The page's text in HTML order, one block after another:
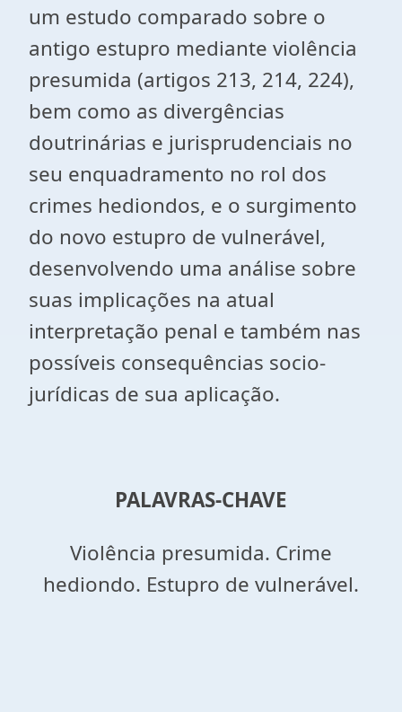
um estudo comparado sobre o
antigo estupro mediante violência
presumida (artigos 213, 214, 224),
bem como as divergências
doutrinárias e jurisprudenciais no
seu enquadramento no rol dos
crimes hediondos, e o surgimento
do novo estupro de vulnerável,
desenvolvendo uma análise sobre
suas implicações na atual
interpretação penal e também nas
possíveis consequências socio-
jurídicas de sua aplicação.
PALAVRAS-CHAVE
Violência presumida. Crime
hediondo. Estupro de vulnerável.